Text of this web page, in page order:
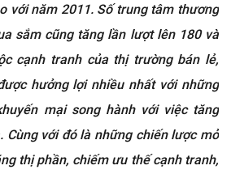
với năm 2011. Số trung tâm thương
sắm cũng tăng lần lượt lên 180 và
cạnh tranh của thị trường bán lẻ,
hưởng lợi nhiều nhất với những
mại song hành với việc tăng
Cùng với đó là những chiến lược mở
thị phần, chiếm ưu thế cạnh tranh,